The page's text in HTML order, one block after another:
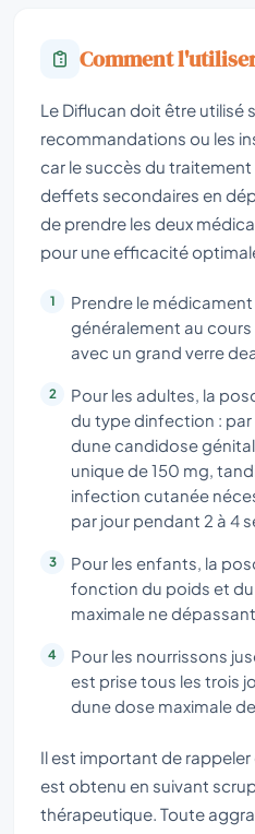
Comment
Le Diflucan doit être utilisé
recommandations ou les
car le succès du
deffets secondaires en
de prendre les deux
pour une efficacité
Prendre le médicament
généralement au cours
avec un grand verre
Pour les adultes, la
du type dinfection :
dune candidose
unique de 150 mg,
infection cutanée
par jour pendant 2 à 4
Pour les enfants, la
fonction du poids et
maximale ne
Pour les nourrissons
est prise tous les trois
dune dose maximale
Il est important de rappeler
est obtenu en suivant
thérapeutique. Toute